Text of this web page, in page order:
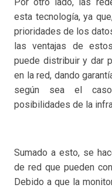
esta tecnología, ya
prioridades de los
las ventajas de
puede distribuir y dar
en la red, dando
según sea el
posibilidades de la
Sumado a esto, se
de red que pueden
Debido a que la